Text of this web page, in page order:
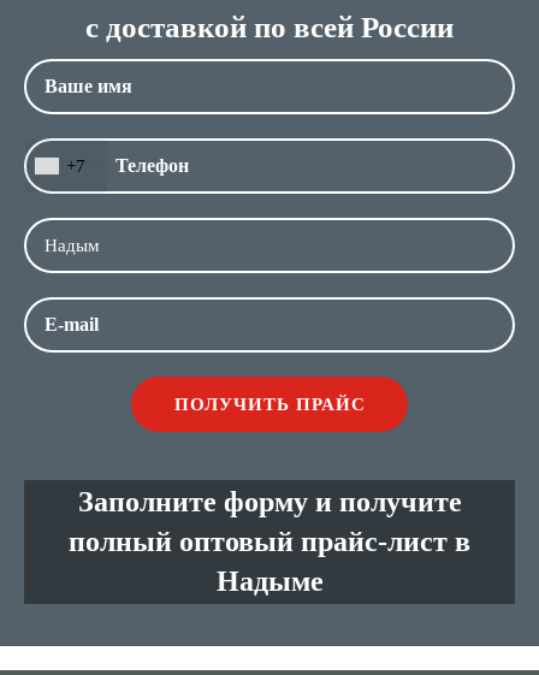
с доставкой по всей России
+7
Заполните форму и получите
полный оптовый прайс-лист в
Надыме